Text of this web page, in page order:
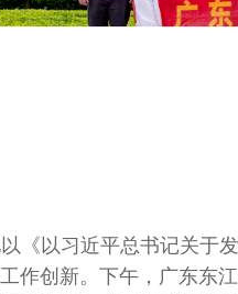
《以习近平总书记关于
作创新。下午，广东东